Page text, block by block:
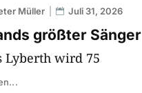
größter Sänger
Müller Juli 31, 2026
Lyberth wird 75